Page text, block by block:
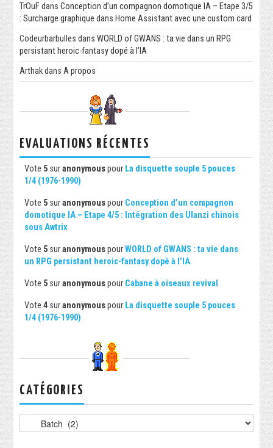
TrOuF dansConception d’un compagnon domotique IA – Etape 3/5
: Surcharge graphique dans Home Assistant avec une custom card
Codeurbarbulles dansWORLD of GWANS : ta vie dans un RPG
persistant heroic-fantasy dopé à l’IA
ArthakdansA propos
EVALUATIONS RÉCENTES
Vote 5 suranonymous pour La disquette souple 5 pouces
1/4 (1976-1990)
Vote 5 suranonymous pour Conception d’un compagnon
domotique IA – Etape 4/5 : Intégration des Ulanzi chinois
sous Awtrix
Vote 5 suranonymous pour WORLD of GWANS : ta vie dans
un RPG persistant heroic-fantasy dopé à l’IA
Vote 5 suranonymous pour Cabane à oiseaux revival
Vote4 suranonymous pour La disquette souple 5 pouces
1/4 (1976-1990)
CATÉGORIES